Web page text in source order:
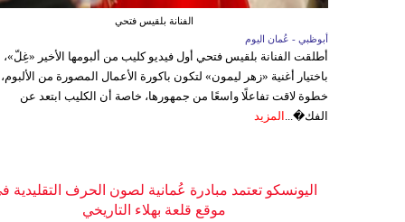
الفنانة بلقيس فتحي
أبوظبي - عُمان اليوم
أطلقت الفنانة بلقيس فتحي أول فيديو كليب من ألبومها الأخير «غِلّ»،
باختيار أغنية «زهر ليمون» لتكون باكورة الأعمال المصورة من
خطوة لاقت تفاعلًا واسعًا من جمهورها، خاصة أن الكليب ابتعد عن
الفك�... المزيد
اليونسكو تعتمد مبادرة عُمانية لصون الحرف التقليدية
موقع قلعة بهلاء التاريخي